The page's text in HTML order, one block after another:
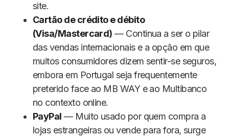
site.
Cartão de crédito e débito
(Visa/Mastercard) — Continua a ser o pilar
das vendas internacionais e a opção em que
muitos consumidores dizem sentir-se seguros,
embora em Portugal seja frequentemente
preterido face ao MB WAY e ao Multibanco
no contexto online.
PayPal — Muito usado por quem compra a
lojas estrangeiras ou vende para fora, surge